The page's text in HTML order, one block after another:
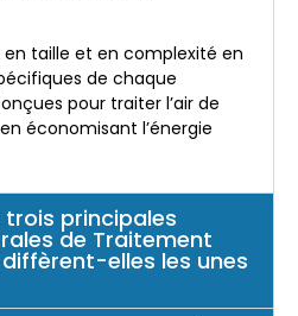
en taille et en complexité en
de chaque
pour traiter l’air de
économisant l’énergie
trois principales
de Traitement
elles les unes